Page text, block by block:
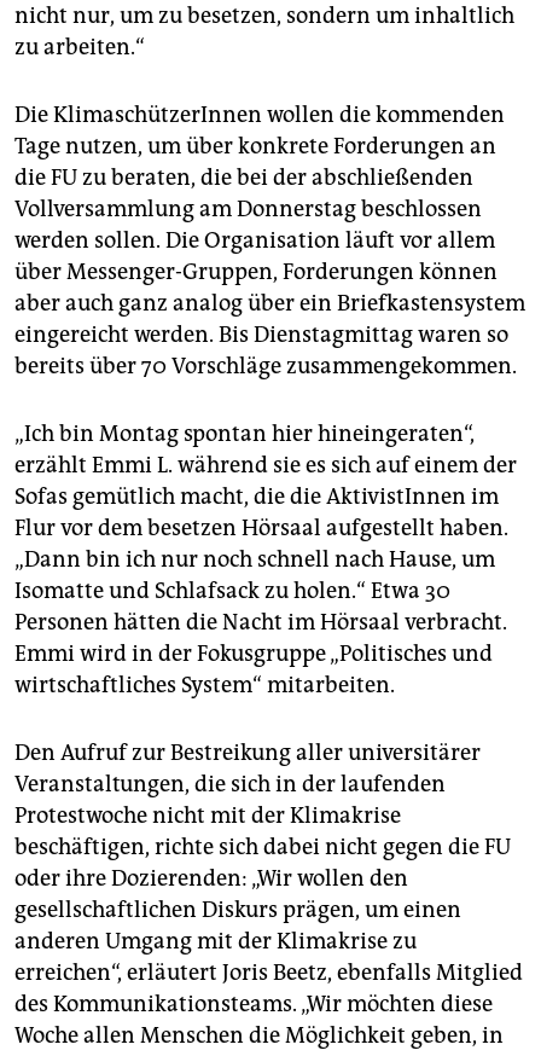
nicht nur, um zu besetzen, sondern um inhaltlich
zu arbeiten.“
Die KlimaschützerInnen wollen die kommenden
Tage nutzen, um über konkrete Forderungen an
die FU zu beraten, die bei der abschließenden
Vollversammlung am Donnerstag beschlossen
werden sollen. Die Organisation läuft vor allem
über Messenger-Gruppen, Forderungen können
aber auch ganz analog über ein Briefkastensystem
eingereicht werden. Bis Dienstagmittag waren so
bereits über 70 Vorschläge zusammengekommen.
„Ich bin Montag spontan hier hineingeraten“,
erzählt Emmi L. während sie es sich auf einem der
Sofas gemütlich macht, die die AktivistInnen im
Flur vor dem besetzen Hörsaal aufgestellt haben.
„Dann bin ich nur noch schnell nach Hause, um
Isomatte und Schlafsack zu holen.“ Etwa 30
Personen hätten die Nacht im Hörsaal verbracht.
Emmi wird in der Fokusgruppe „Politisches und
wirtschaftliches System“ mitarbeiten.
Den Aufruf zur Bestreikung aller universitärer
Veranstaltungen, die sich in der laufenden
Protestwoche nicht mit der Klimakrise
beschäftigen, richte sich dabei nicht gegen die FU
oder ihre Dozierenden: „Wir wollen den
gesellschaftlichen Diskurs prägen, um einen
anderen Umgang mit der Klimakrise zu
erreichen“, erläutert Joris Beetz, ebenfalls Mitglied
des Kommunikationsteams. „Wir möchten diese
Woche allen Menschen die Möglichkeit geben, in